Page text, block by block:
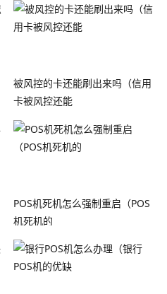
被风控的卡还能刷出来吗（信用
卡被风控还能
POS机死机怎么强制重启（POS
机死机的